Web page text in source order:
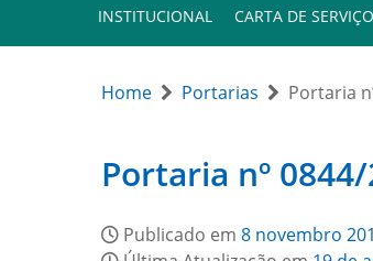
INSTITUCIONAL CARTA DE
Home Portarias Portaria
Portaria nº
Publicado em 8 novembro